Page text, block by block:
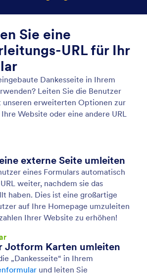
und Widgets mit dem Klick eines
über 20,000 vorgefertigte
und erstellen Sie Ihre eigene
Drag-and-Drop Formular-
ohne Programmierung.